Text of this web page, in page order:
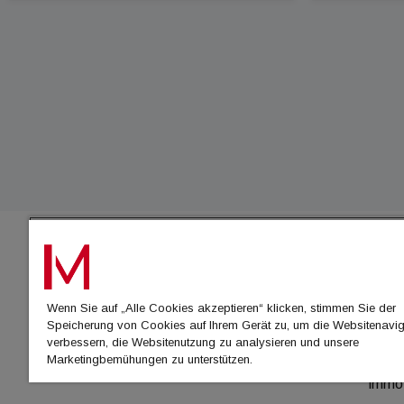
Wenn Sie auf „Alle Cookies akzeptieren“ klicken, stimmen Sie der
Speicherung von Cookies auf Ihrem Gerät zu, um die
verbessern, die Websitenutzung zu analysieren und unsere
Marketingbemühungen zu unterstützen.